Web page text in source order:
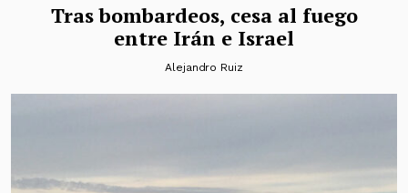
Tras bombardeos, cesa al fuego
entre Irán e Israel
Alejandro Ruiz